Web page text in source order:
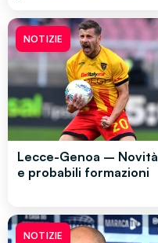
NOTIZIE
Lecce-Genoa – Novità
e probabili formazioni
NOTIZIE